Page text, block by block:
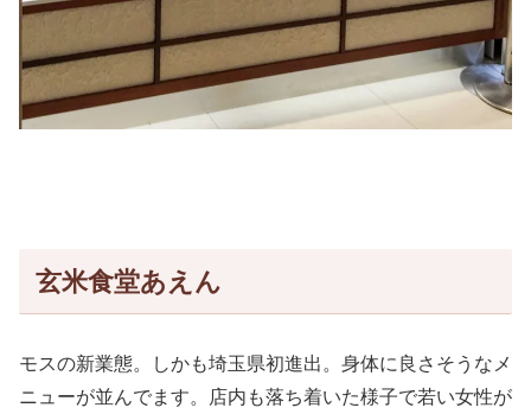
玄米食堂あえん
モスの新業態。しかも埼玉県初進出。身体に良さそうなメ
ニューが並んでます。店内も落ち着いた様子で若い女性が